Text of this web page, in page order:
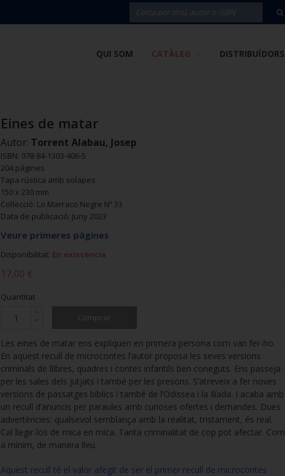
QUI SOM CATÀLEG DISTRIBUÏDORS
Eines de matar
Autor: Torrent Alabau, Josep
ISBN: 978-84-1303-406-5
204 pàgines
Tapa rústica amb solapes
150 x 230 mm
Col·lecció: Lo Marraco Negre Nº 33
Data de publicació: Juny 2023
Veure primeres pàgines
Disponibilitat: En existència
17,00 €
Quantitat
Les eines de matar ens expliquen en primera persona com van fer-ho.
En aquest recull de microcontes l’autor proposa les seves versions
criminals de llibres, quadres i contes infantils ben coneguts. Ens passeja
per les sales dels jutjats i també per les presons. S’atreveix a fer noves
versions de passatges bíblics i també de l’Odissea i la Ilíada. I acaba amb
un recull d’anuncis per paraules amb curioses ofertes i demandes. Dues
advertències: qualsevol semblança amb la realitat, tristament, és real.
Cal llegir-los de mica en mica. Tanta criminalitat de cop pot afectar. Com
a mínim, de manera lleu.
Aquest recull té el valor afegit de ser el primer recull de microcontes